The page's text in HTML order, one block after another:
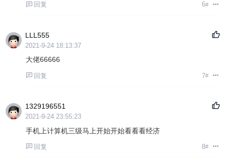
回复 6#
LLL555
2021-9-24 18:13:37
大佬66666
回复 7#
1329196551
2021-9-24 23:55:23
手机上计算机三级马上开始开始看看看经济
回复 8#